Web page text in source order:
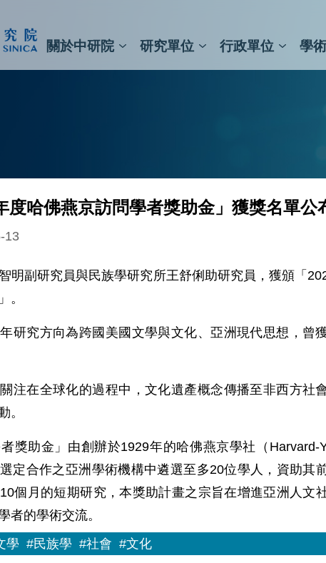
關於中研院 研究單位 行政單位 學
度哈佛燕京訪問學者獎助金」獲獎名單公
13
明副研究員與民族學研究所王舒俐助研究員，獲頒「
。
研究方向為跨國美國文學與文化、亞洲現代思想，曾
注在全球化的過程中，文化遺產概念傳播至非西方社
。
獎助金」由創辦於1929年的哈佛燕京學社（Harvard-
定合作之亞洲學術機構中遴選至多20位學人，資助其
個月的短期研究，本獎助計畫之宗旨在增進亞洲人文
者的學術交流。
學 #民族學 #社會 #文化